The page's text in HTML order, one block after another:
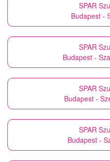
SPAR
Budapest -
SPAR
Budapest -
SPAR
Budapest -
SPAR
Budapest -